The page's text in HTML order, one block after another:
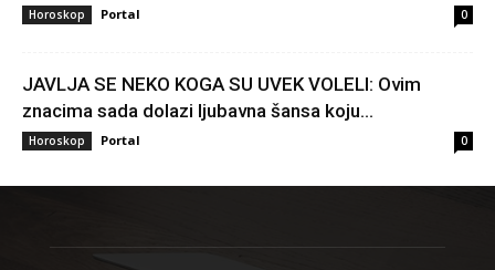
Horoskop Portal 0
JAVLJA SE NEKO KOGA SU UVEK VOLELI: Ovim
znacima sada dolazi ljubavna šansa koju...
Horoskop Portal 0